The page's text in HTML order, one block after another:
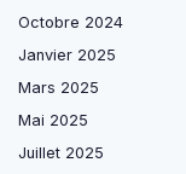
Octobre 2024
Janvier 2025
Mars 2025
Mai 2025
Juillet 2025